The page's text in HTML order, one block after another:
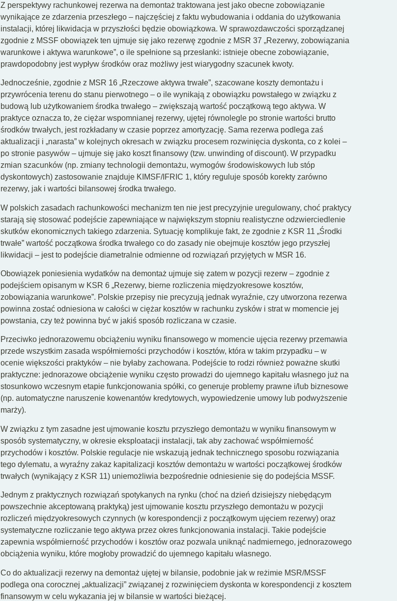
Z perspektywy rachunkowej rezerwa na demontaż traktowana jest jako obecne zobowiązanie
wynikające ze zdarzenia przeszłego – najczęściej z faktu wybudowania i oddania do użytkowania
instalacji, której likwidacja w przyszłości będzie obowiązkowa. W sprawozdawczości sporządzanej
zgodnie z MSSF obowiązek ten ujmuje się jako rezerwę zgodnie z MSR 37 „Rezerwy, zobowiązania
warunkowe i aktywa warunkowe”, o ile spełnione są przesłanki: istnieje obecne zobowiązanie,
prawdopodobny jest wypływ środków oraz możliwy jest wiarygodny szacunek kwoty.
Jednocześnie, zgodnie z MSR 16 „Rzeczowe aktywa trwałe”, szacowane koszty demontażu i
przywrócenia terenu do stanu pierwotnego – o ile wynikają z obowiązku powstałego w związku z
budową lub użytkowaniem środka trwałego – zwiększają wartość początkową tego aktywa. W
praktyce oznacza to, że ciężar wspomnianej rezerwy, ujętej równolegle po stronie wartości brutto
środków trwałych, jest rozkładany w czasie poprzez amortyzację. Sama rezerwa podlega zaś
aktualizacji i „narasta” w kolejnych okresach w związku procesem rozwinięcia dyskonta, co z kolei –
po stronie pasywów – ujmuje się jako koszt finansowy (tzw. unwinding of discount). W przypadku
zmian szacunków (np. zmiany technologii demontażu, wymogów środowiskowych lub stóp
dyskontowych) zastosowanie znajduje KIMSF/IFRIC 1, który reguluje sposób korekty zarówno
rezerwy, jak i wartości bilansowej środka trwałego.
W polskich zasadach rachunkowości mechanizm ten nie jest precyzyjnie uregulowany, choć praktycy
starają się stosować podejście zapewniające w największym stopniu realistyczne odzwierciedlenie
skutków ekonomicznych takiego zdarzenia. Sytuację komplikuje fakt, że zgodnie z KSR 11 „Środki
trwałe” wartość początkowa środka trwałego co do zasady nie obejmuje kosztów jego przyszłej
likwidacji – jest to podejście diametralnie odmienne od rozwiązań przyjętych w MSR 16.
Obowiązek poniesienia wydatków na demontaż ujmuje się zatem w pozycji rezerw – zgodnie z
podejściem opisanym w KSR 6 „Rezerwy, bierne rozliczenia międzyokresowe kosztów,
zobowiązania warunkowe”. Polskie przepisy nie precyzują jednak wyraźnie, czy utworzona rezerwa
powinna zostać odniesiona w całości w ciężar kosztów w rachunku zysków i strat w momencie jej
powstania, czy też powinna być w jakiś sposób rozliczana w czasie.
Przeciwko jednorazowemu obciążeniu wyniku finansowego w momencie ujęcia rezerwy przemawia
przede wszystkim zasada współmierności przychodów i kosztów, która w takim przypadku – w
ocenie większości praktyków – nie byłaby zachowana. Podejście to rodzi również poważne skutki
praktyczne: jednorazowe obciążenie wyniku często prowadzi do ujemnego kapitału własnego już na
stosunkowo wczesnym etapie funkcjonowania spółki, co generuje problemy prawne i/lub biznesowe
(np. automatyczne naruszenie kowenantów kredytowych, wypowiedzenie umowy lub podwyższenie
marży).
W związku z tym zasadne jest ujmowanie kosztu przyszłego demontażu w wyniku finansowym w
sposób systematyczny, w okresie eksploatacji instalacji, tak aby zachować współmierność
przychodów i kosztów. Polskie regulacje nie wskazują jednak technicznego sposobu rozwiązania
tego dylematu, a wyraźny zakaz kapitalizacji kosztów demontażu w wartości początkowej środków
trwałych (wynikający z KSR 11) uniemożliwia bezpośrednie odniesienie się do podejścia MSSF.
Jednym z praktycznych rozwiązań spotykanych na rynku (choć na dzień dzisiejszy niebędącym
powszechnie akceptowaną praktyką) jest ujmowanie kosztu przyszłego demontażu w pozycji
rozliczeń międzyokresowych czynnych (w korespondencji z początkowym ujęciem rezerwy) oraz
systematyczne rozliczanie tego aktywa przez okres funkcjonowania instalacji. Takie podejście
zapewnia współmierność przychodów i kosztów oraz pozwala uniknąć nadmiernego, jednorazowego
obciążenia wyniku, które mogłoby prowadzić do ujemnego kapitału własnego.
Co do aktualizacji rezerwy na demontaż ujętej w bilansie, podobnie jak w reżimie MSR/MSSF
podlega ona corocznej „aktualizacji” związanej z rozwinięciem dyskonta w korespondencji z kosztem
finansowym w celu wykazania jej w bilansie w wartości bieżącej.